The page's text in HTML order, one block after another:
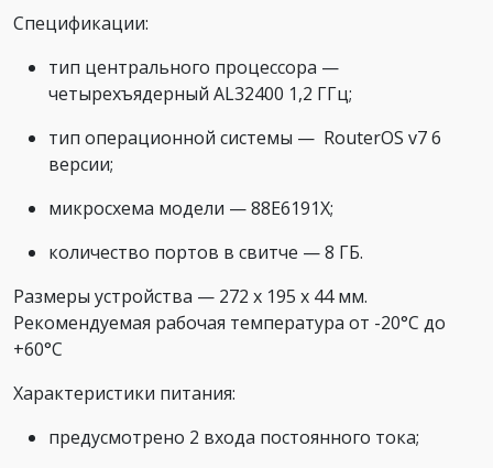
Спецификации:
тип центрального процессора —
четырехъядерный AL32400 1,2 ГГц;
тип операционной системы — RouterOS v7 6
версии;
микросхема модели — 88E6191X;
количество портов в свитче — 8 ГБ.
Размеры устройства — 272 х 195 х 44 мм.
Рекомендуемая рабочая температура от -20°C до
+60°C
Характеристики питания:
предусмотрено 2 входа постоянного тока;